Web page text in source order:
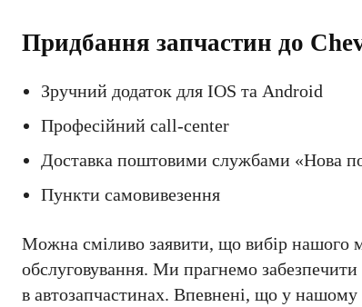
Придбання запчастин до
Зручний додаток для IOS та Android
Професійний call-center
Доставка поштовими службами «Нова
Пункти самовивезення
Можна сміливо заявити, що вибір нашого
обслуговування. Ми прагнемо
в автозапчастинах. Впевнені, що у нашому